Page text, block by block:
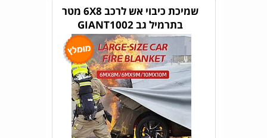
שמיכת כיבוי אש לרכב 6X8 מטר
בתרמיל גב GIANT1002